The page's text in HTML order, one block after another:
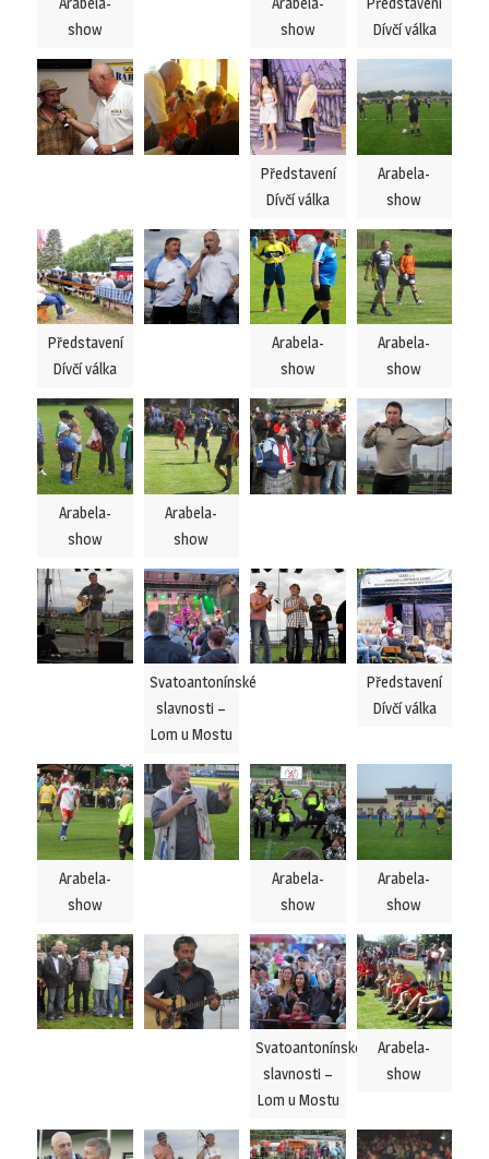
show
show
Dívčí válka
Představení
Dívčí válka
Arabela-
show
Představení
Dívčí válka
Arabela-
show
Arabela-
show
Arabela-
show
Arabela-
show
Svatoantonínské
slavnosti –
Lom u Mostu
Představení
Dívčí válka
Arabela-
show
Arabela-
show
Arabela-
show
Svatoantonínské
slavnosti –
Lom u Mostu
Arabela-
show